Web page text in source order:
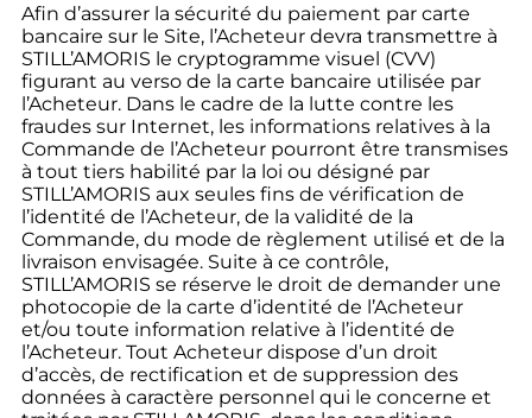
Afin d’assurer la sécurité du paiement par carte
bancaire sur le Site, l’Acheteur devra transmettre à
STILL’AMORIS le cryptogramme visuel (CVV)
figurant au verso de la carte bancaire utilisée par
l’Acheteur. Dans le cadre de la lutte contre les
fraudes sur Internet, les informations relatives à la
Commande de l’Acheteur pourront être transmises
à tout tiers habilité par la loi ou désigné par
STILL’AMORIS aux seules fins de vérification de
l’identité de l’Acheteur, de la validité de la
Commande, du mode de règlement utilisé et de la
livraison envisagée. Suite à ce contrôle,
STILL’AMORIS se réserve le droit de demander une
photocopie de la carte d’identité de l’Acheteur
et/ou toute information relative à l’identité de
l’Acheteur. Tout Acheteur dispose d’un droit
d’accès, de rectification et de suppression des
données à caractère personnel qui le concerne et